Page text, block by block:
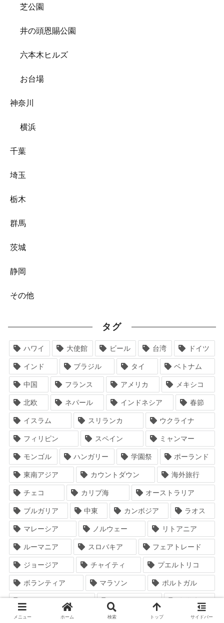
芝公園
井の頭恩賜公園
六本木ヒルズ
お台場
神奈川
横浜
千葉
埼玉
栃木
群馬
茨城
静岡
その他
タグ
ハワイ 大使館 ビール 台湾 ドイツ
インド ブラジル タイ ベトナム
中国 フランス アメリカ メキシコ
北欧 ネパール インドネシア 春節
イスラム スリランカ ウクライナ
フィリピン スペイン ミャンマー
モンゴル ハンガリー 学園祭 ポーランド
東南アジア カウントダウン 海外旅行
チェコ カリブ海 オーストラリア
ブルガリア 中東 カンボジア ラオス
マレーシア ノルウェー リトアニア
ルーマニア スロバキア フェアトレード
ジョージア チャイティ プエルトリコ
ボランティア マラソン ポルトガル
アゼルバイジャン ハロウィン 留学生
ブータン パラグアイ チリ
メニュー ホーム 検索 トップ サイドバー